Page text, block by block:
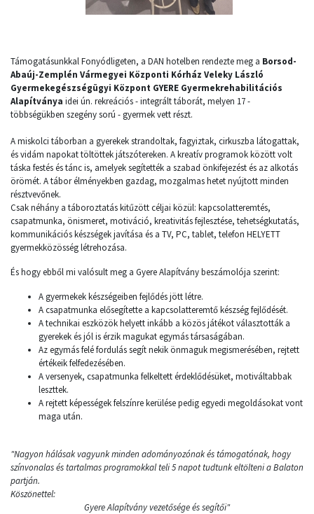
Támogatásunkkal Fonyódligeten, a DAN hotelben rendezte meg a Borsod-
Abaúj-Zemplén Vármegyei Központi Kórház Veleky László
Gyermekegészségügyi Központ GYERE Gyermekrehabilitációs
Alapítványa idei ún. rekreációs - integrált táborát, melyen 17 -
többségükben szegény sorú - gyermek vett részt.
A miskolci táborban a gyerekek strandoltak, fagyiztak, cirkuszba látogattak,
és vidám napokat töltöttek játszótereken. A kreatív programok között volt
táska festés és tánc is, amelyek segítették a szabad önkifejezést és az alkotás
örömét. A tábor élményekben gazdag, mozgalmas hetet nyújtott minden
résztvevőnek.
Csak néhány a táboroztatás kitűzött céljai közül: kapcsolatteremtés,
csapatmunka, önismeret, motiváció, kreativitás fejlesztése, tehetségkutatás,
kommunikációs készségek javítása és a TV, PC, tablet, telefon HELYETT
gyermekközösség létrehozása.
És hogy ebből mi valósult meg a Gyere Alapítvány beszámolója szerint:
A gyermekek készségeiben fejlődés jött létre.
A csapatmunka elősegítette a kapcsolatteremtő készség fejlődését.
A technikai eszközök helyett inkább a közös játékot választották a
gyerekek és jól is érzik magukat egymás társaságában.
Az egymás felé fordulás segít nekik önmaguk megismerésében, rejtett
értékeik felfedezésében.
A versenyek, csapatmunka felkeltett érdeklődésüket, motiváltabbak
leszttek.
A rejtett képességek felszínre kerülése pedig egyedi megoldásokat vont
maga után.
"Nagyon hálásak vagyunk minden adományozónak és támogatónak, hogy
színvonalas és tartalmas programokkal teli 5 napot tudtunk eltölteni a Balaton
partján.
Köszönettel:
Gyere Alapítvány vezetősége és segítői"